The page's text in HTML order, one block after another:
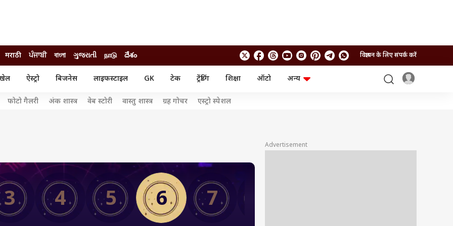
मराठी ਪੰਜਾਬੀ বাংলা ગુજરાતી நாடு దేశం विज्ञापन के लिए संपर्क करें
ऐस्ट्रो बिजनेस लाइफस्टाइल GK टेक ट्रेंडिंग शिक्षा ऑटो
अन्य
कार
क्रिकेट
आईपीओ
वेब स्टोरीज फोटो गैलरी
यूटिलिटी न्यूज़
फैक्ट चेक
फोटो गैलरी अंक शास्त्र वेब स्टोरी वास्तु शास्त्र ग्रह गोचर एस्ट्रो स्पेशल
3 4 5 6 7
Advertisement